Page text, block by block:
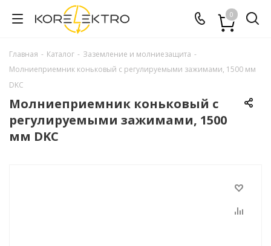
0
Главная - Каталог - Заземление и молниезащита -
Молниеприемник коньковый с регулируемыми зажимами, 1500 мм
DKC
Молниеприемник коньковый с
регулируемыми зажимами, 1500
мм DKC